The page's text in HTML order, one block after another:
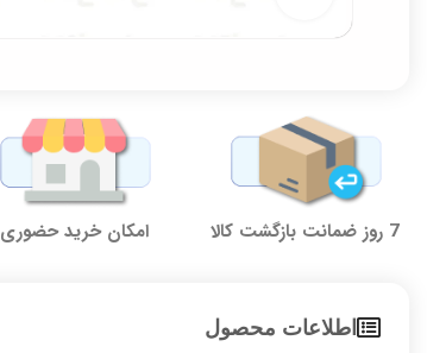
7 روز ضمانت بازگشت کالا امکان خرید حضوری
اطلاعات محصول